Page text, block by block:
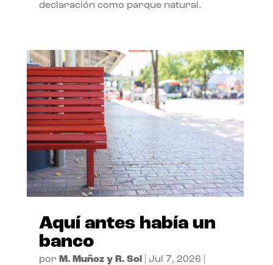
declaración como parque natural.
Aquí antes había un
banco
por M. Muñoz y R. Sol Jul 7, 2026